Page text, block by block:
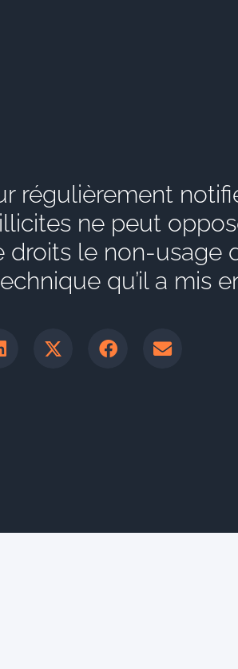
régulièrement
ne peut
droits le non-usage
qu’il a mis